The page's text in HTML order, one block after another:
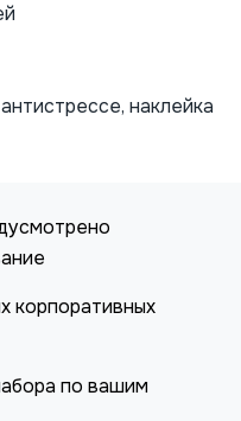
наклейка
корпоративных
по вашим